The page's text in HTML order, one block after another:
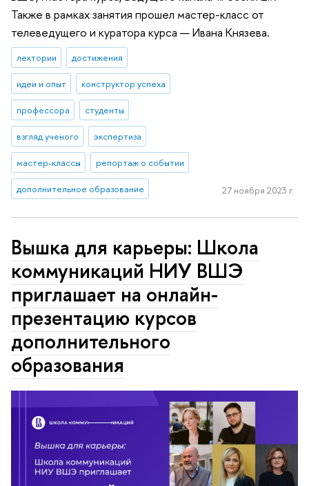
Также в рамках занятия прошел мастер-класс от
телеведущего и куратора курса — Ивана Князева.
лектории достижения
идеи и опыт конструктор успеха
профессора студенты
взгляд ученого экспертиза
мастер-классы репортаж о событии
дополнительное образование 27 ноября 2023 г.
Вышка для карьеры: Школа
коммуникаций НИУ ВШЭ
приглашает на онлайн-
презентацию курсов
дополнительного
образования